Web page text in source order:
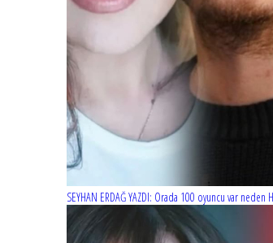
SEYHAN ERDAĞ YAZDI: Orada 100 oyuncu var neden